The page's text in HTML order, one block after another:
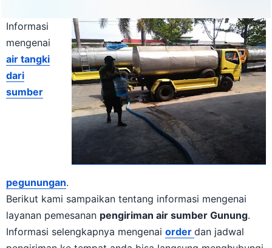
Informasi
mengenai
air tangki
dari
sumber
pegunungan.
Berikut kami sampaikan tentang informasi mengenai
layanan pemesanan pengiriman air sumber Gunung.
Informasi selengkapnya mengenai orderdan jadwal